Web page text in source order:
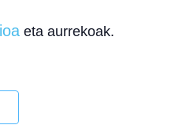
eta aurrekoak.